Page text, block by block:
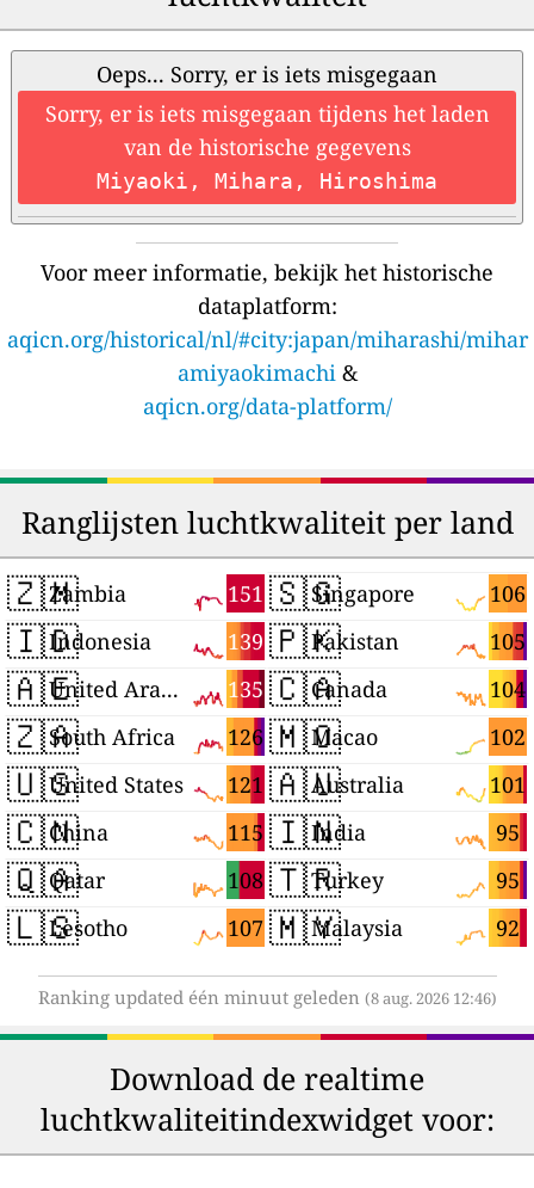
Oeps... Sorry, er is iets misgegaan
Sorry, er is iets misgegaan tijdens het laden
van de historische gegevens
Miyaoki, Mihara, Hiroshima
Voor meer informatie, bekijk het historische
dataplatform:
aqicn.org/historical/nl/#city:japan/miharashi/mihar
amiyaokimachi&
aqicn.org/data-platform/
Ranglijsten luchtkwaliteit per land
🇿🇲 151
Zambia
🇮🇩 139
Indonesia
🇦🇪 135
United Arab Emirates
🇿🇦 126
South Africa
🇺🇸 121
United States
🇨🇳 115
China
🇶🇦 108
Qatar
🇱🇸 107
Lesotho
🇸🇬 106
Singapore
🇵🇰 105
Pakistan
🇨🇦 104
Canada
🇲🇴 102
Macao
🇦🇺 101
Australia
🇮🇳 95
India
🇹🇷 95
Turkey
🇲🇾 92
Malaysia
Ranking updated één minuut geleden (8 aug. 2026 12:46)
Download de realtime
luchtkwaliteitindexwidget voor: